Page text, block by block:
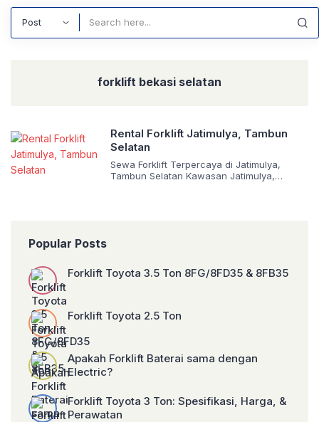
forklift bekasi selatan
Rental Forklift Jatimulya, Tambun
Selatan
Sewa Forklift Terpercaya di Jatimulya,
Tambun Selatan Kawasan Jatimulya,
forklift. Melalui layanan rental forklift
Jatimulya – Tambun Selatan, kami […]
Popular Posts
Forklift Toyota 3.5 Ton 8FG/8FD35 & 8FB35
Forklift Toyota 2.5 Ton
Apakah Forklift Baterai sama dengan
Electric?
Forklift Toyota 3 Ton: Spesifikasi, Harga, &
Perawatan